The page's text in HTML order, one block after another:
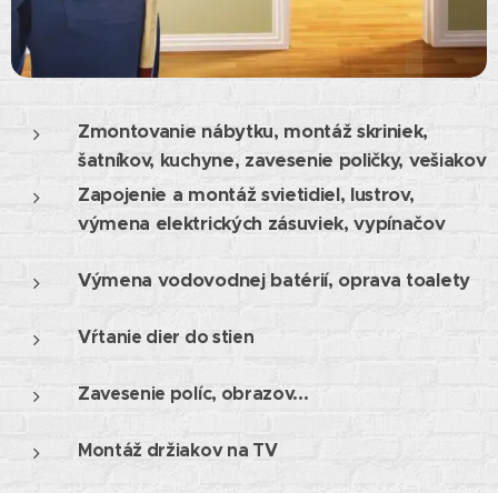
Zmontovanie nábytku, montáž skriniek,
šatníkov, kuchyne, zavesenie poličky, vešiakov
Zapojenie a montáž svietidiel, lustrov,
výmena elektrických zásuviek, vypínačov
Výmena vodovodnej batérií, oprava toalety
Vŕtanie dier do stien
Zavesenie políc, obrazov...
Montáž držiakov na TV